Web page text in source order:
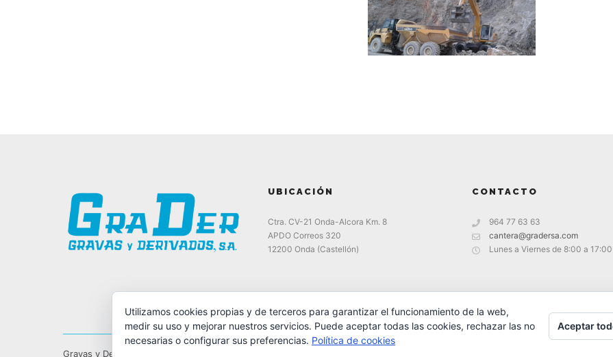
UBICACIÓN
Ctra. CV-21 Onda-Alcora Km. 8
APDO Correos 320
12200 Onda (Castellón)
CONTACTO
964 77 63 63
cantera@gradersa.com
Lunes a Viernes de 8:00 a 17:00
Gravas y Derivados, S.A.
Utilizamos cookies propias y de terceros para garantizar el funcionamiento de la web,
medir su uso y mejorar nuestros servicios. Puede aceptar todas las cookies, rechazar las no
necesarias o configurar sus preferencias. Política de cookies
Aceptar